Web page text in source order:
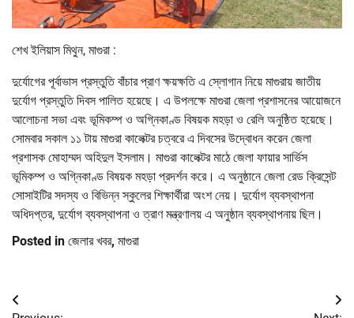
শেখ ইলিয়াস মিথুন, মাগুরা :
দুর্যোগের পূর্বাভাস প্রস্তুতি বাঁচার প্রাণ ক্ষয়ক্ষতি এ স্লোগান নিয়ে মাগুরায় জাতীয়
দুর্যোগ প্রস্তুতি দিবস পালিত হয়েছে। এ উপলক্ষে মাগুরা জেলা প্রশাসনের আয়োজনে
আলোচনা সভা এবং ভূমিকম্প ও অগ্নিকাণ্ড বিষয়ক মহড়া ও রেলি অনুষ্ঠিত হয়েছে।
সোমবার সকাল ১১ টায় মাগুরা কালেক্টর চত্বরে এ দিবসের উদ্বোধন করেন জেলা
প্রশাসক মোহাম্মদ অহিদুল ইসলাম। মাগুরা কালেক্টর মাঠে জেলা ফায়ার সার্ভিস
ভূমিকম্প ও অগ্নিকাণ্ড বিষয়ক মহড়া প্রদর্শন করে। এ অনুষ্ঠানে জেলা রেড ক্রিসেন্ট
সোসাইটির সদস্য ও বিভিন্ন স্কুলের শিক্ষার্থীরা অংশ নেয়। দুর্যোগ ব্যবস্থাপনা
অধিদপ্তর, দুর্যোগ ব্যবস্থাপনা ও ত্রাণ মন্ত্রণালয় এ অনুষ্ঠান ব্যবস্থাপনায় ছিল।
Posted in জেলার খবর, মাগুরা
Post